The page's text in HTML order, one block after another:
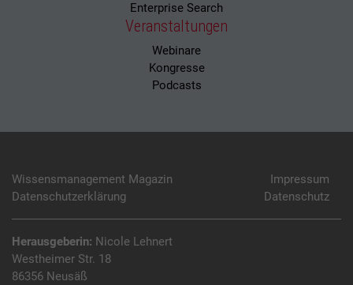
Enterprise Search
Veranstaltungen
Webinare
Kongresse
Podcasts
Wissensmanagement Magazin
Impressum
Datenschutzerklärung
Datenschutz
Herausgeberin: Nicole Lehnert
Westheimer Str. 18
86356 Neusäß